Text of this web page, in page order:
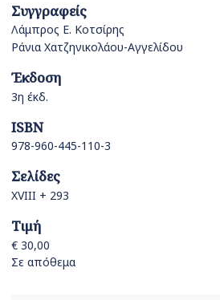
Συγγραφείς
Λάμπρος Ε. Κοτσίρης
Ράνια Χατζηνικολάου-Αγγελίδου
Έκδοση
3η έκδ.
ISBN
978-960-445-110-3
Σελίδες
XVIII + 293
Τιμή
€ 30,00
Σε απόθεμα